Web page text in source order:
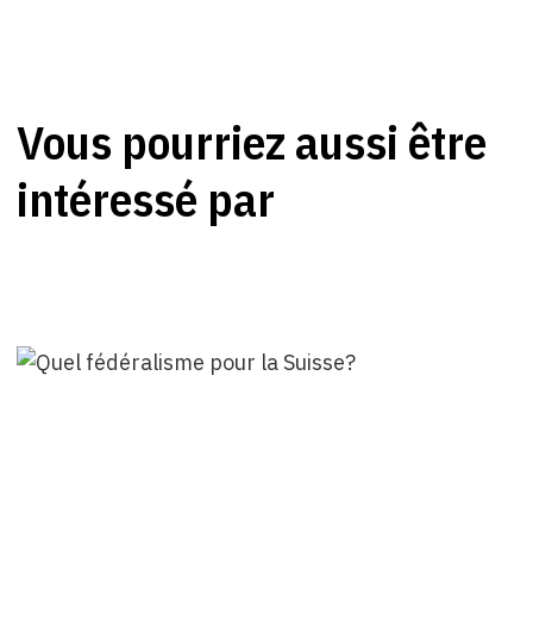
Vous pourriez aussi être
intéressé par